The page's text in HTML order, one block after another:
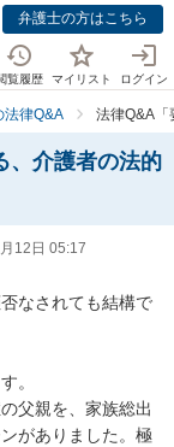
弁護士の方はこちら
覧履歴 マイリスト ログイン
法律Q&A 法律Q&A
、介護者の法的
12日 05:17
なされても結構で
。
父親を、家族総出
がありました。極